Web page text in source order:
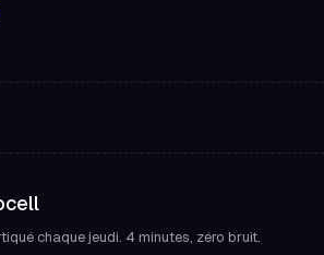
chaque jeudi. 4 minutes, zéro bruit.